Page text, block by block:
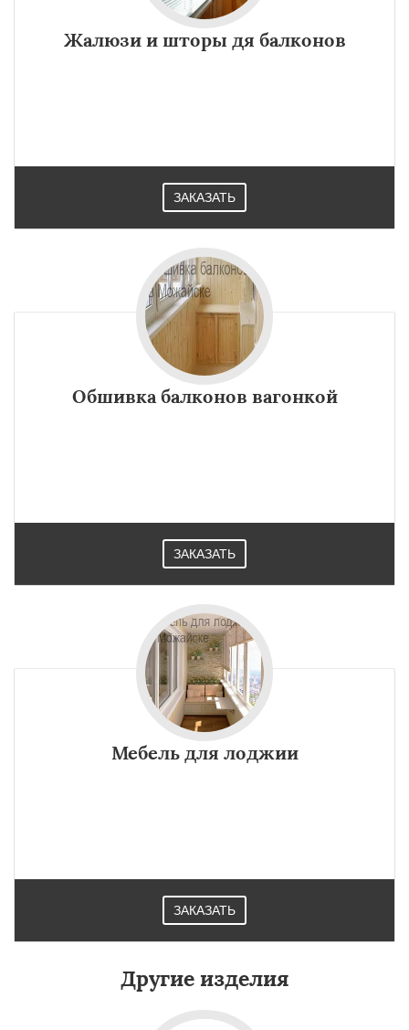
Жалюзи и шторы дя балконов
ЗАКАЗАТЬ
Обшивка балконов вагонкой
ЗАКАЗАТЬ
Мебель для лоджии
ЗАКАЗАТЬ
Другие изделия